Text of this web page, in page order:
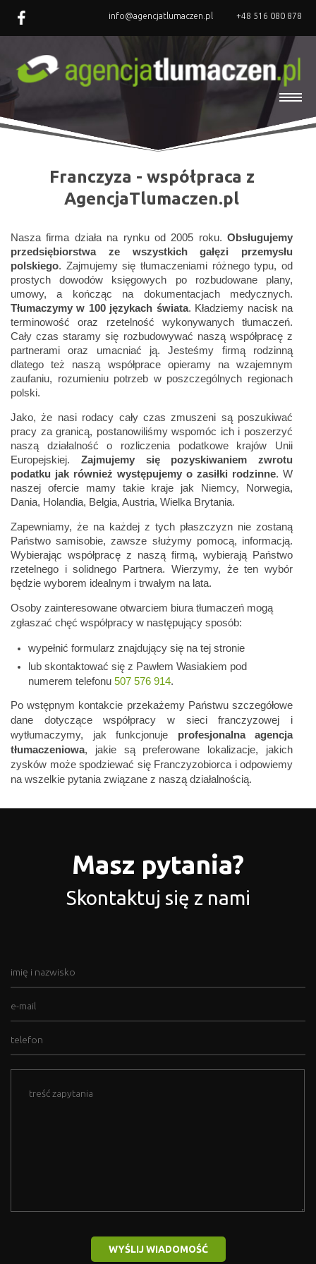
info@agencjatlumaczen.pl +48 516 080 878
Franczyza - współpraca z
AgencjaTlumaczen.pl
Nasza firma działa na rynku od 2005 roku.Obsługujemy
przedsiębiorstwa ze wszystkich gałęzi przemysłu
polskiego. Zajmujemy się tłumaczeniami różnego typu, od
prostych dowodów księgowych po rozbudowane plany,
umowy, a kończąc na dokumentacjach medycznych.
Tłumaczymy w 100 językach świata. Kładziemy nacisk na
terminowość oraz rzetelność wykonywanych tłumaczeń.
Cały czas staramy się rozbudowywać naszą współpracę z
partnerami oraz umacniać ją. Jesteśmy firmą rodzinną
dlatego też naszą współprace opieramy na wzajemnym
zaufaniu, rozumieniu potrzeb w poszczególnych regionach
polski.
Jako, że nasi rodacy cały czas zmuszeni są poszukiwać
pracy za granicą, postanowiliśmy wspomóc ich i poszerzyć
naszą działalność o rozliczenia podatkowe krajów Unii
Europejskiej. Zajmujemy się pozyskiwaniem zwrotu
podatku jak również występujemy o zasiłki rodzinne. W
naszej ofercie mamy takie kraje jak Niemcy, Norwegia,
Dania, Holandia, Belgia, Austria, Wielka Brytania.
Zapewniamy, że na każdej z tych płaszczyzn nie zostaną
Państwo samisobie, zawsze służymy pomocą, informacją.
Wybierając współpracę z naszą firmą, wybierają Państwo
rzetelnego i solidnego Partnera. Wierzymy, że ten wybór
będzie wyborem idealnym i trwałym na lata.
Osoby zainteresowane otwarciem biura tłumaczeń mogą
zgłaszać chęć współpracy w następujący sposób:
wypełnić formularz znajdujący się na tej stronie
lub skontaktować się z Pawłem Wasiakiem pod
numerem telefonu 507 576 914.
Po wstępnym kontakcie przekażemy Państwu szczegółowe
dane dotyczące współpracy w sieci franczyzowej i
wytłumaczymy, jak funkcjonuje profesjonalna agencja
tłumaczeniowa, jakie są preferowane lokalizacje, jakich
zysków może spodziewać się Franczyzobiorca i odpowiemy
na wszelkie pytania związane z naszą działalnością.
Masz pytania?
Skontaktuj się z nami